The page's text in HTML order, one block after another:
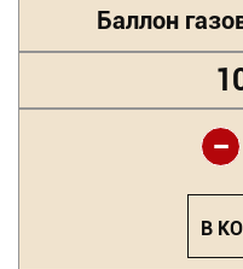
282-
Баллон
-
В